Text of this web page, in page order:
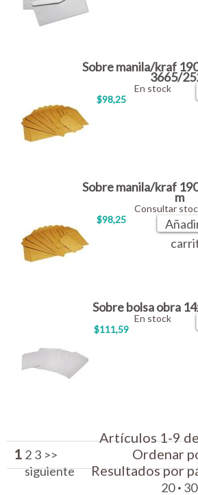
Sobre manila/kraf
3665/
$98,25
En stock
Sobre manila/kraf
m
$98,25
Consultar
Sobre bolsa obra
$111,59
En stock
Artículos 1-9
1 2 3 >>
siguiente
Ordenar
Resultados por
20 · 30